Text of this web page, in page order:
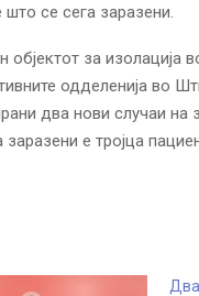
што се сега заразени.
за изолација
одделенија во
два нови случаи на
е тројца